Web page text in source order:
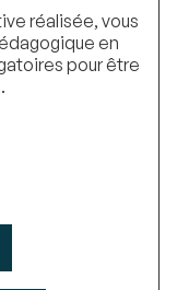
réalisée, vous
en
pour être